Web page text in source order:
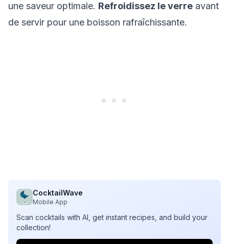
une saveur optimale. Refroidissez le verre avant
de servir pour une boisson rafraîchissante.
CocktailWave
Mobile App
Scan cocktails with AI, get instant recipes, and build your
collection!